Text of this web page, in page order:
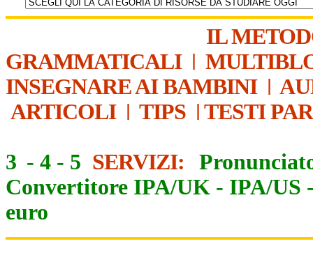
IL
GRAMMATICALI|
INSEGNARE AI BAMBINI|
ARTICOLI| TIPS | TESTI
3 - 4 - 5 SERVIZI:
Convertitore IPA/UK - IPA/US
euro